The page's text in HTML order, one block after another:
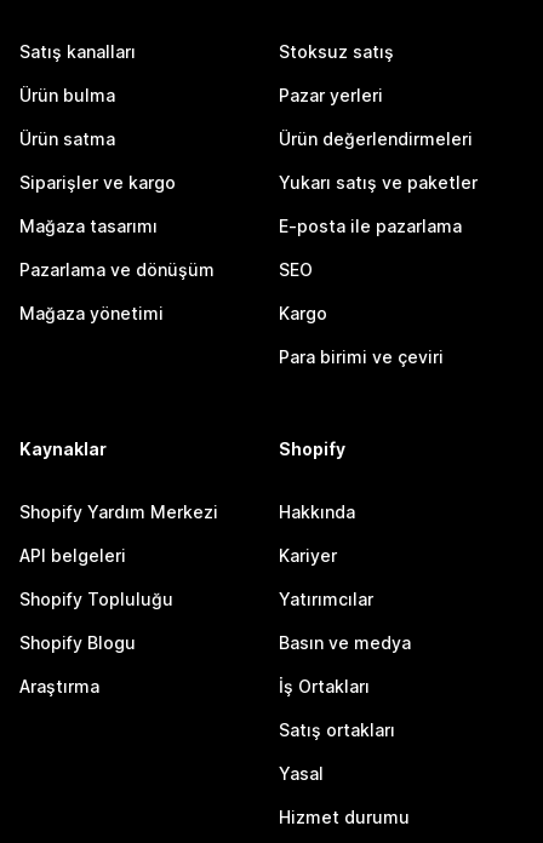
Satış kanalları
Ürün bulma
Ürün satma
Siparişler ve kargo
Mağaza tasarımı
Pazarlama ve dönüşüm
Mağaza yönetimi
Stoksuz satış
Pazar yerleri
Ürün değerlendirmeleri
Yukarı satış ve paketler
E-posta ile pazarlama
SEO
Kargo
Para birimi ve çeviri
Kaynaklar
Shopify Yardım Merkezi
API belgeleri
Shopify Topluluğu
Shopify Blogu
Araştırma
Shopify
Hakkında
Kariyer
Yatırımcılar
Basın ve medya
İş Ortakları
Satış ortakları
Yasal
Hizmet durumu